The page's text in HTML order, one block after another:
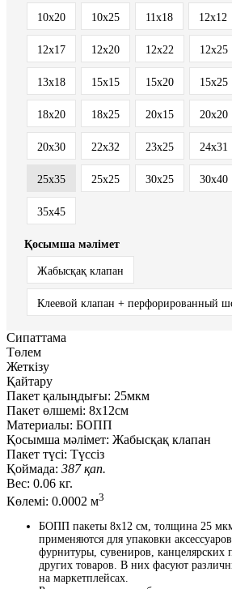
10x20 10x25 11x18 12x12
12x17 12x20 12x22 12x25
13x18 15x15 15x20 15x25
18x20 18x25 20x15 20x20
20x30 22x32 23x25 24x31
25x35 25х25 30x25 30x40
35x45
Қосымша мәлімет
Жабысқақ клапан
Клеевой клапан + перфорированный
Сипаттама
Төлем
Жеткізу
Қайтару
Пакет қалыңдығы: 25мкм
Пакет өлшемі: 8x12см
Материалы: БОПП
Қосымша мәлімет: Жабысқақ клапан
Пакет түсі: Түссіз
Қоймада: 387 қап.
Вес: 0.06 кг.
Көлемі: 0.0002 м3
БОПП пакеты 8x12 см, толщина 25
применяются для упаковки
фурнитуры, сувениров, канцелярских
других товаров. В них фасуют
на маркетплейсах.